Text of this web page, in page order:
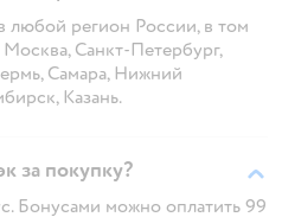
любой регион России, в том
Санкт-Петербург,
Самара, Нижний
Казань.
за покупку?
Бонусами можно оплатить 99